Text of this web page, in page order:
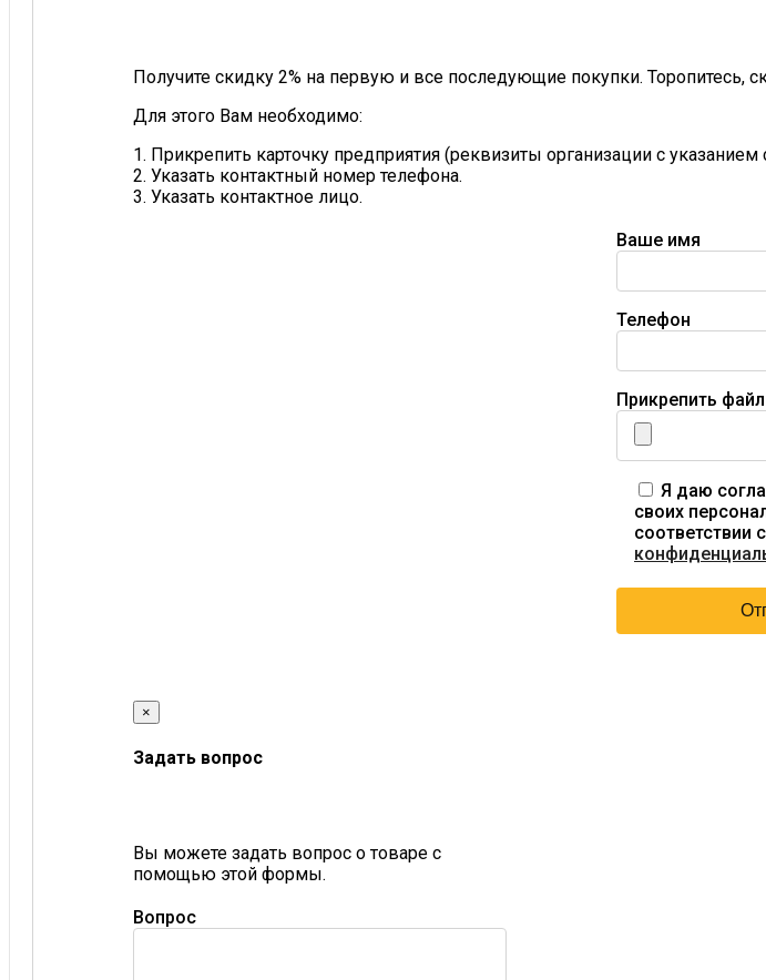
Получите скидку 2% на первую и все последующие покупки. Торопитесь,
Для этого Вам необходимо:
1. Прикрепить карточку предприятия (реквизиты организации с
2. Указать контактный номер телефона.
3. Указать контактное лицо.
Ваше имя
Телефон
Прикрепить файл
Я даю
своих
соответствии с
×
Задать вопрос
Вы можете задать вопрос о товаре с
помощью этой формы.
Вопрос